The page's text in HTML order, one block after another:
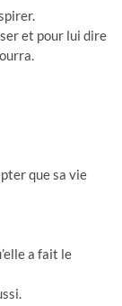
et pour lui dire
que sa vie
a fait le